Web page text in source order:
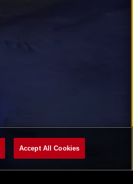
Accept All Cookies